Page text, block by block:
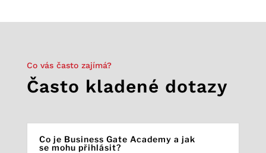
Co vás často zajímá?
Často kladené dotazy
Co je Business Gate Academy a jak
se mohu přihlásit?